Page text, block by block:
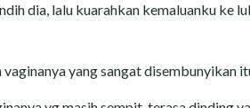
dia, lalu kuarahkan kemaluanku ke
yang sangat disembunyikan